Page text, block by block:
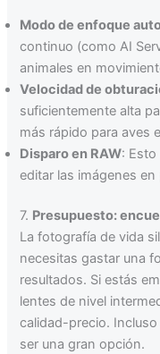
Modo de enfoque
continuo (como AI
animales en
Velocidad de
suficientemente alta
más rápido para aves
Disparo en RAW:
editar las imágenes
7. Presupuesto:
La fotografía de vida
necesitas gastar una
resultados. Si estás
lentes de nivel
calidad-precio.
ser una gran opción.